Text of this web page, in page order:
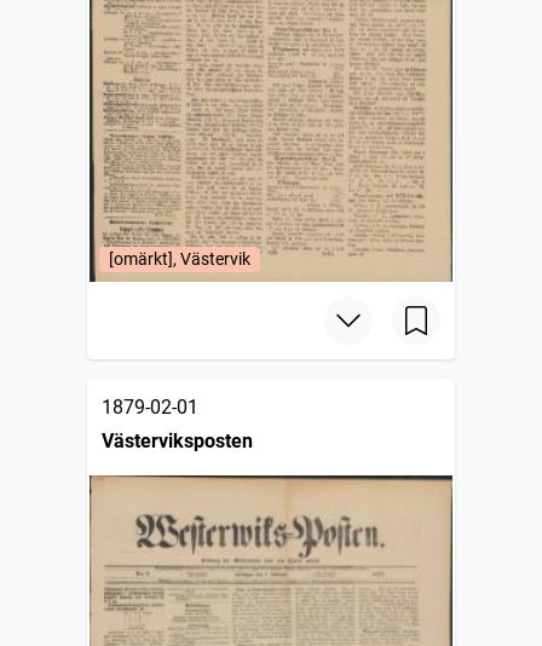
[omärkt], Västervik
1879-02-01
Västerviksposten